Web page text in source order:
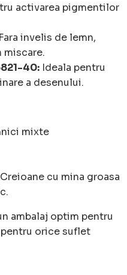
activarea pigmentilor
Fara invelis de lemn,
miscare.
40: Ideala pentru
a desenului.
mixte
Creioane cu mina groasa
ambalaj optim pentru
orice suflet